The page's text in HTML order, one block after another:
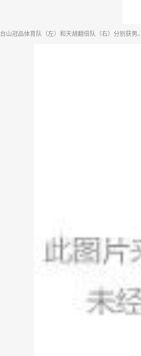
台山冠品体育队（左）和天胡翻倍队（右）分别获男